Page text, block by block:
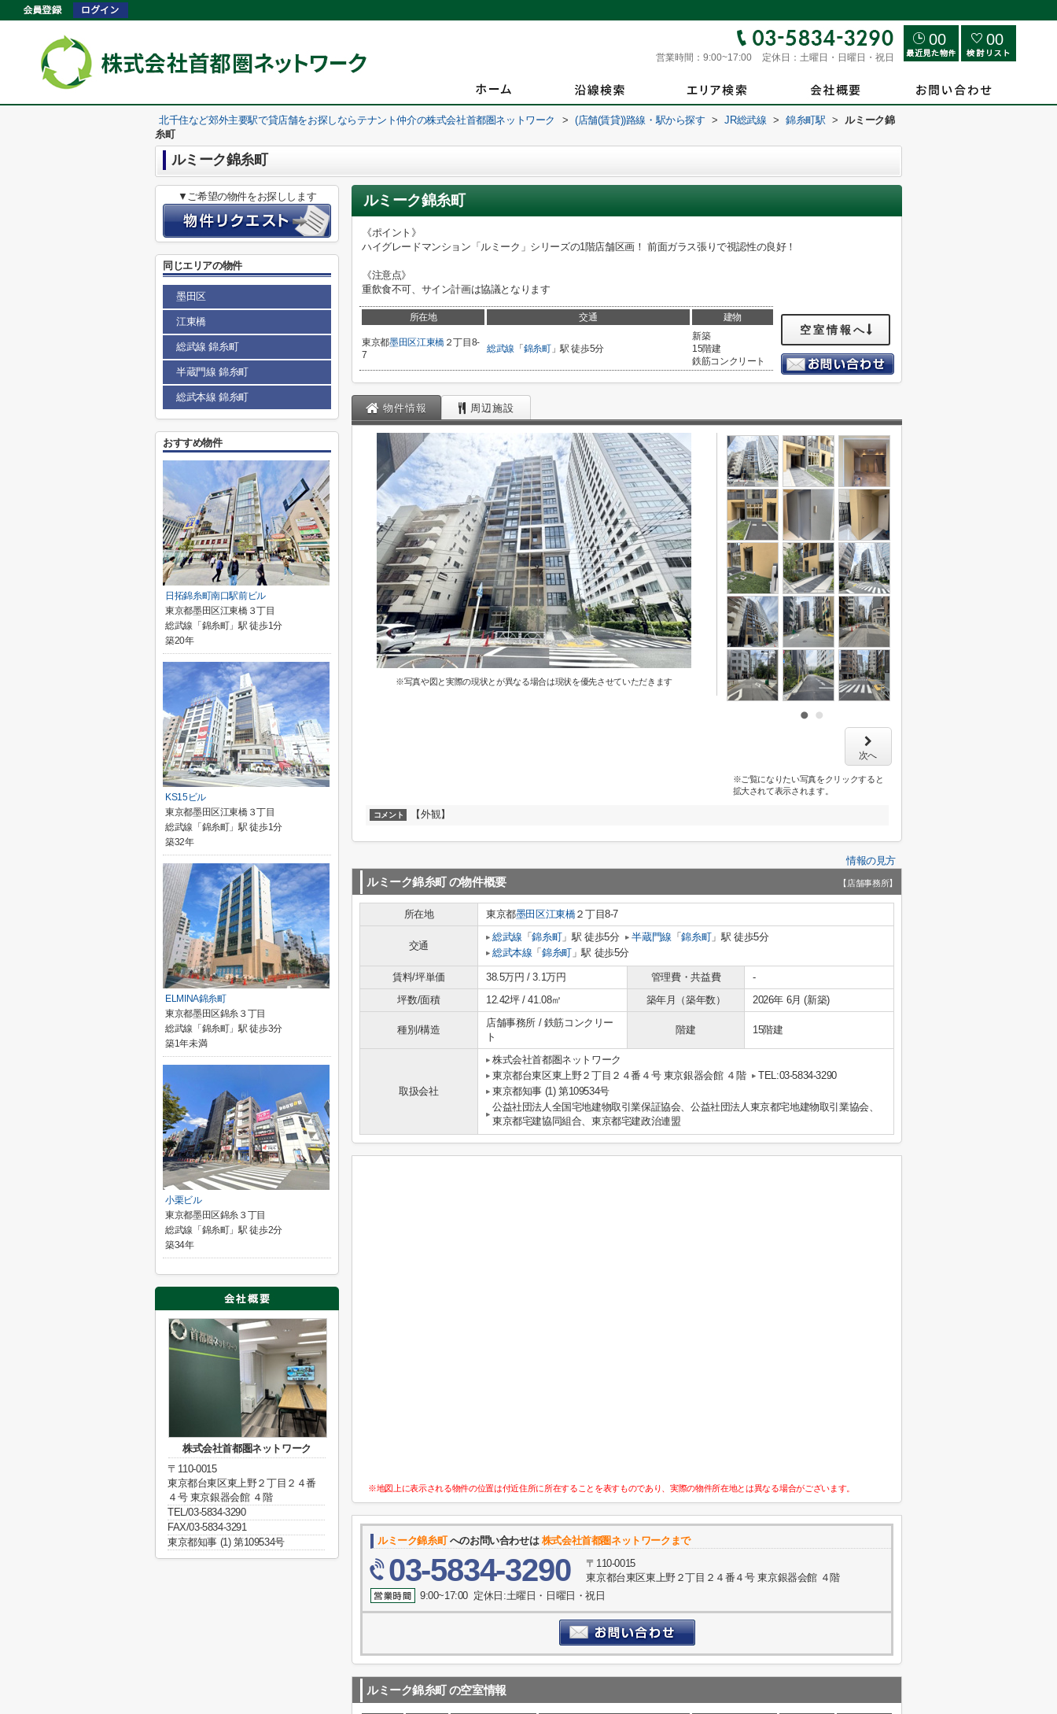
営業時間： 9:00~17:00 定休日： 土曜日・日曜日・祝日
00 00
北千住など郊外主要駅で貸店舗をお探しならテナント仲介の株式会社首都圏ネットワーク > (店舗(賃貸))路線・駅から探す > JR総武線 > 錦糸町駅 >
ルミーク錦
糸町
ルミーク錦糸町
ルミーク錦糸町
《ポイント》
ハイグレードマンション「ルミーク」シリーズの1階店舗区画！ 前面ガラス張りで視認性の良好！
《注意点》
重飲食不可、サイン計画は協議となります
所在地 交通 建物
東京都墨田区江東橋２丁目8-
7
総武線 「 錦糸町」駅 徒歩5分
新築
15階建
鉄筋コンクリート
空室情報へ
物件情報 周辺施設
※写真や図と実際の現状とが異なる場合は現状を優先させていただきます
次へ
※ご覧になりたい写真をクリックすると
拡大されて表示されます。
コメント 【外観】
情報の見方
ルミーク錦糸町の物件概要 【店舗事務所】
所在地 東京都墨田区江東橋２丁目8-7
交通
総武線 「錦糸町」駅 徒歩5分 半蔵門線 「錦糸町」駅 徒歩5分
総武本線 「錦糸町」駅 徒歩5分
賃料/坪単価 38.5万円 / 3.1万円 管理費・共益費
-
坪数/面積
12.42坪 / 41.08㎡ 築年月（築年数） 2026年 6月 (新築)
種別/構造
店舗事務所 / 鉄筋コンクリー
ト
階建 15階建
取扱会社
株式会社首都圏ネットワーク
東京都台東区東上野２丁目２４番４号 東京銀器会館 ４階
TEL:03-5834-3290
東京都知事 (1) 第109534号
公益社団法人全国宅地建物取引業保証協会、公益社団法人東京都宅地建物取引業協会、
東京都宅建協同組合、東京都宅建政治連盟
※地図上に表示される物件の位置は付近住所に所在することを表すものであり、実際の物件所在地とは異なる場合がございます。
ルミーク錦糸町へのお問い合わせは 株式会社首都圏ネットワークまで
03-5834-3290
〒110-0015
東京都台東区東上野２丁目２４番４号 東京銀器会館 ４階
9:00~17:00 定休日:土曜日・日曜日・祝日
ルミーク錦糸町の空室情報
▼ご希望の物件をお探しします
同じエリアの物件
墨田区
江東橋
総武線 錦糸町
半蔵門線 錦糸町
総武本線 錦糸町
おすすめ物件
日拓錦糸町南口駅前ビル
東京都墨田区江東橋３丁目
総武線「錦糸町」駅 徒歩1分
築20年
KS15ビル
東京都墨田区江東橋３丁目
総武線「錦糸町」駅 徒歩1分
築32年
ELMINA錦糸町
東京都墨田区錦糸３丁目
総武線「錦糸町」駅 徒歩3分
築1年未満
小栗ビル
東京都墨田区錦糸３丁目
総武線「錦糸町」駅 徒歩2分
築34年
株式会社首都圏ネットワーク
〒110-0015
東京都台東区東上野２丁目２４番
４号 東京銀器会館 ４階
TEL/03-5834-3290
FAX/03-5834-3291
東京都知事 (1) 第109534号